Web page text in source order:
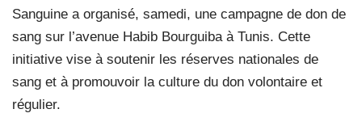
Sanguine a organisé, samedi, une campagne de don de
sang sur l’avenue Habib Bourguiba à Tunis. Cette
initiative vise à soutenir les réserves nationales de
sang et à promouvoir la culture du don volontaire et
régulier.